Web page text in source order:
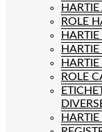
ROLE
ROLE